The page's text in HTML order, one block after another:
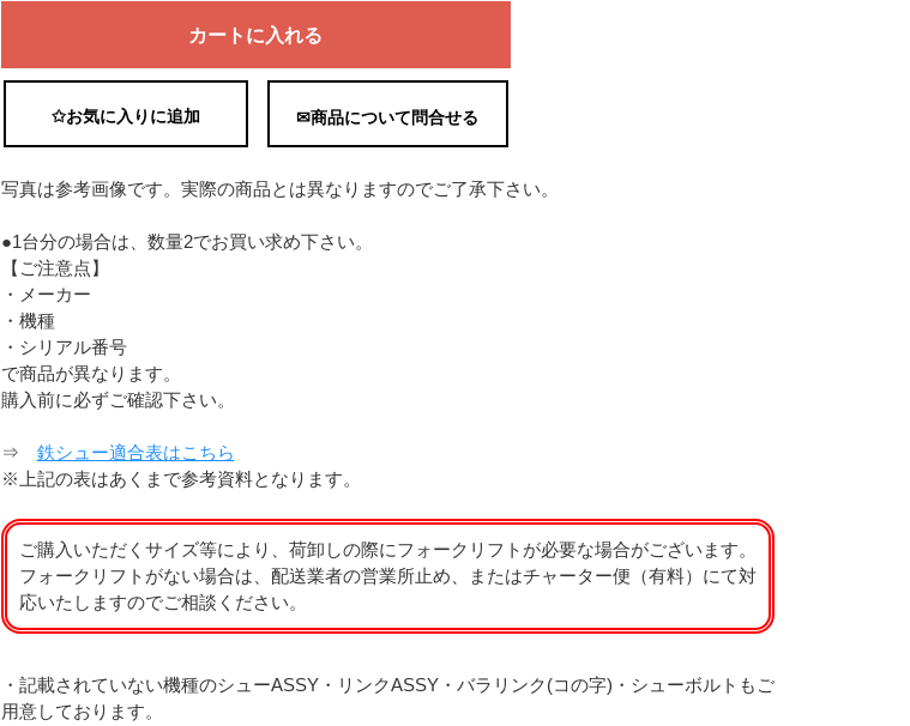
カートに入れる
✩お気に入りに追加 ✉商品について問合せる
写真は参考画像です。実際の商品とは異なりますのでご了承下さい。
●1台分の場合は、数量2でお買い求め下さい。
【ご注意点】
・メーカー
・機種
・シリアル番号
で商品が異なります。
購入前に必ずご確認下さい。
⇒ 鉄シュー適合表はこちら
※上記の表はあくまで参考資料となります。
ご購入いただくサイズ等により、荷卸しの際にフォークリフトが必要な場合がございます。
フォークリフトがない場合は、配送業者の営業所止め、またはチャーター便（有料）にて対
応いたしますのでご相談ください。
・記載されていない機種のシューASSY・リンクASSY・バラリンク(コの字)・シューボルトもご
用意しております。